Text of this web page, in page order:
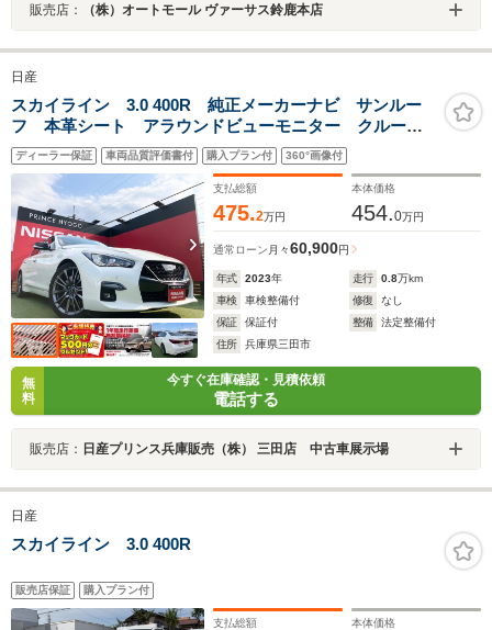
販売店： （株）オートモール ヴァーサス鈴鹿本店
日産
スカイライン 3.0 400R 純正メーカーナビ サンルー
フ 本革シート アラウンドビューモニター クルーズ
コントロール クリアランスソナー シートヒーター
ディーラー保証 車両品質評価書付 購入プラン付 360°画像付
支払総額
475.2万円
本体価格
454.0万円
通常ローン 月々60,900円
年式 2023年 走行 0.8万km
車検
車検整備付 修復
なし
保証
保証付 整備
法定整備付
住所
兵庫県三田市
無
料
今すぐ在庫確認・見積依頼
電話する
販売店： 日産プリンス兵庫販売（株） 三田店 中古車展示場
日産
スカイライン 3.0 400R
販売店保証 購入プラン付
支払総額 本体価格